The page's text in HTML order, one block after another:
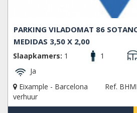
PARKING VILADOMAT 86
MEDIDAS 3,50 X 2,00
Slaapkamers: 1 1
Ja
Eixample - Barcelona
Ref.
verhuur